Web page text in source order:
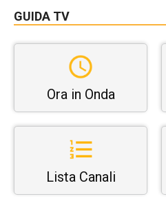
GUIDA TV
Ora in Onda
Lista Canali